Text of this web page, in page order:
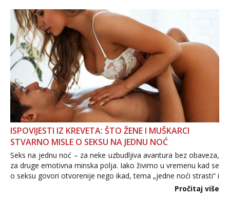
povjerenje. Takođe...
ISPOVIJESTI IZ KREVETA: ŠTO ŽENE I MUŠKARCI
STVARNO MISLE O SEKSU NA JEDNU NOĆ
Seks na jednu noć – za neke uzbudljiva avantura bez obaveza,
za druge emotivna minska polja. Iako živimo u vremenu kad se
o seksu govori otvorenije nego ikad, tema „jedne noći strasti“ i
dalje izaziva burne rasprave. Što zapravo misle žene, a što
Pročitaj više